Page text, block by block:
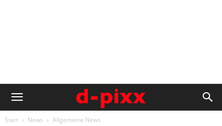
Start News Allgemeine News